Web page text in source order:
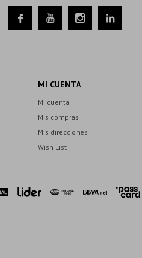
   
MI CUENTA
Mi cuenta
Mis compras
Mis direcciones
Wish List